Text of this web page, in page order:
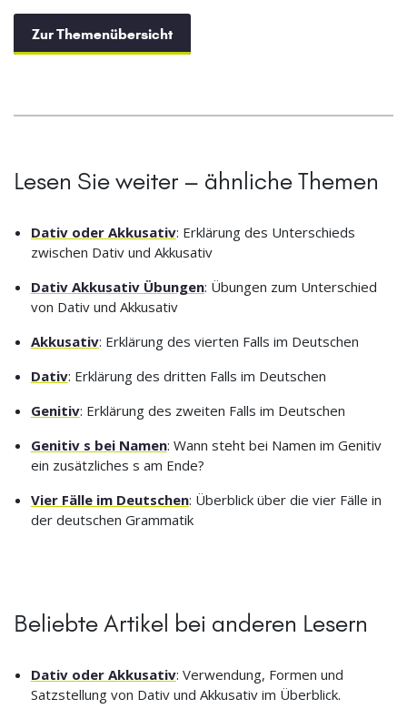
Zur Themenübersicht
Lesen Sie weiter – ähnliche Themen
Dativ oder Akkusativ: Erklärung des Unterschieds
zwischen Dativ und Akkusativ
Dativ Akkusativ Übungen: Übungen zum Unterschied
von Dativ und Akkusativ
Akkusativ: Erklärung des vierten Falls im Deutschen
Dativ: Erklärung des dritten Falls im Deutschen
Genitiv: Erklärung des zweiten Falls im Deutschen
Genitiv s bei Namen: Wann steht bei Namen im Genitiv
ein zusätzliches s am Ende?
Vier Fälle im Deutschen: Überblick über die vier Fälle in
der deutschen Grammatik
Beliebte Artikel bei anderen Lesern
Dativ oder Akkusativ: Verwendung, Formen und
Satzstellung von Dativ und Akkusativ im Überblick.